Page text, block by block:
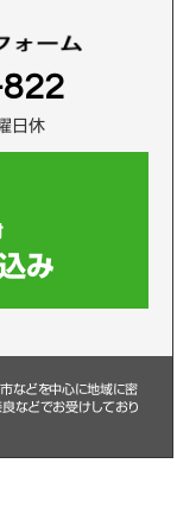
日休
み
市などを中心に地域に密
良などでお受けしており